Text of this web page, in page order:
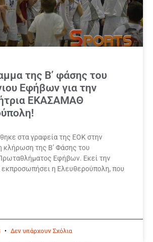
της Β’ φάσης του
Εφήβων για την
ΕΚΑΣΑΜΑΘ
στα γραφεία της ΕΟΚ στην
κλήρωση της Β’ Φάσης του
Εφήβων. Εκεί την
η Ελευθερούπολη, που
Δεν υπάρχουν Σχόλια